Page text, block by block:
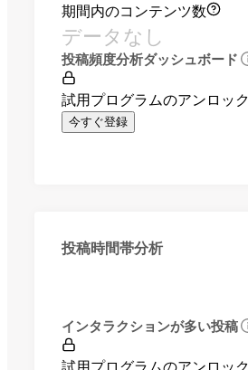
期間内のコンテンツ数
データなし
投稿頻度分析ダッシュボード
試用プログラムのアンロッ
今すぐ登録
投稿時間帯分析
インタラクションが多い投稿